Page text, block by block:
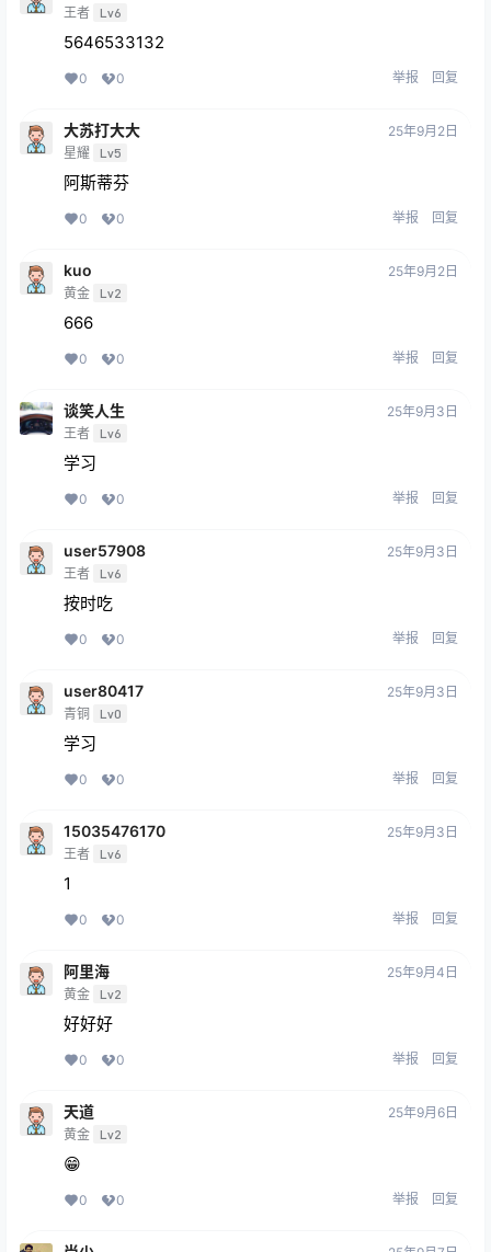
王者 Lv6
5646533132
0 0 举报 回复
大苏打大大
星耀 Lv5
25年9月2日
阿斯蒂芬
0 0 举报 回复
kuo
黄金 Lv2
25年9月2日
666
0 0 举报 回复
谈笑人生
王者 Lv6
25年9月3日
学习
0 0 举报 回复
user57908
王者 Lv6
25年9月3日
按时吃
0 0 举报 回复
user80417
青铜 Lv0
25年9月3日
学习
0 0 举报 回复
15035476170
王者 Lv6
25年9月3日
1
0 0 举报 回复
阿里海
黄金 Lv2
25年9月4日
好好好
0 0 举报 回复
天道
黄金 Lv2
25年9月6日
😁
0 0 举报 回复